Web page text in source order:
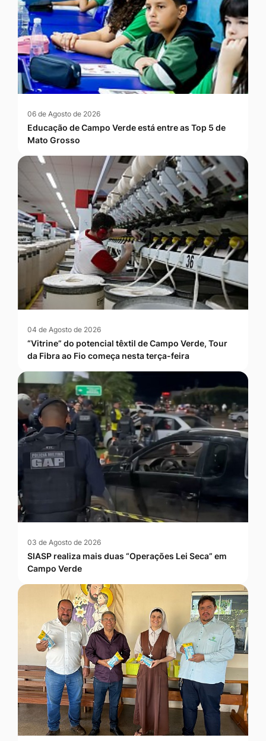
06 de Agosto de 2026
Educação de Campo Verde está entre as Top 5 de
Mato Grosso
04 de Agosto de 2026
“Vitrine” do potencial têxtil de Campo Verde, Tour
da Fibra ao Fio começa nesta terça-feira
03 de Agosto de 2026
SIASP realiza mais duas “Operações Lei Seca” em
Campo Verde